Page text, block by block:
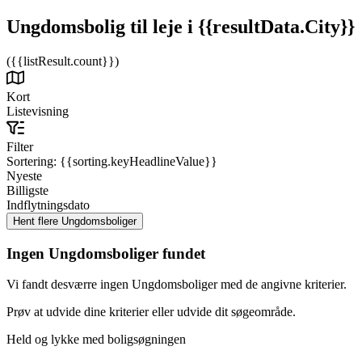
Ungdomsbolig til leje i {{resultData.City}}
({{listResult.count}})
Kort
Listevisning
Filter
Sortering: {{sorting.keyHeadlineValue}}
Nyeste
Billigste
Indflytningsdato
Ingen Ungdomsboliger fundet
Vi fandt desværre ingen Ungdomsboliger med de angivne kriterier.
Prøv at udvide dine kriterier eller udvide dit søgeområde.
Held og lykke med boligsøgningen